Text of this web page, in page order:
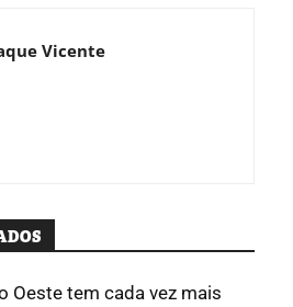
Vicente
Oeste tem cada vez mais